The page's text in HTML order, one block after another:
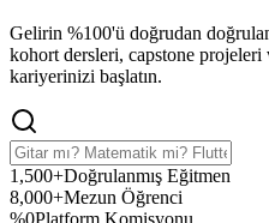
Gelirin %100'ü doğrudan
kohort dersleri, capstone projeleri
kariyerinizi başlatın.
1,500+Doğrulanmış Eğitmen
8,000+Mezun Öğrenci